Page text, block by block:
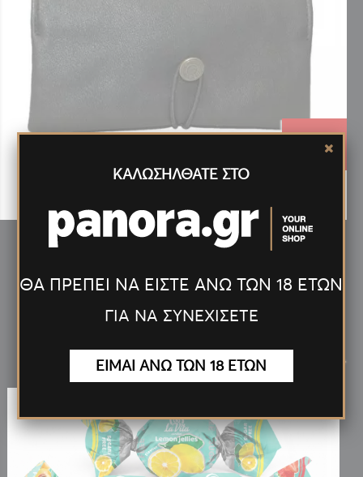
ΚΑΠΝΟΣΑΚΟΥΛΑ ΣΕΡΤΙΚΟ 15 Χ 8,5
8.68€
ΝέαΠροϊόντα >
ΚΑΛΩΣΗΛΘΑΤΕ ΣΤΟ
ΘΑ ΠΡΕΠΕΙ ΝΑ ΕΙΣΤΕ ΑΝΩ ΤΩΝ 18 ΕΤΩΝ
ΓΙΑ ΝΑ ΣΥΝΕΧΙΣΕΤΕ
ΕΙΜΑΙ ΑΝΩ ΤΩΝ 18 ΕΤΩΝ